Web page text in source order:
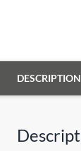
DESCRIPTION